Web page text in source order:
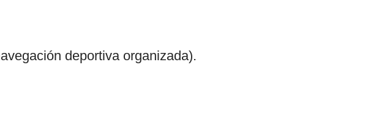
deportiva organizada).